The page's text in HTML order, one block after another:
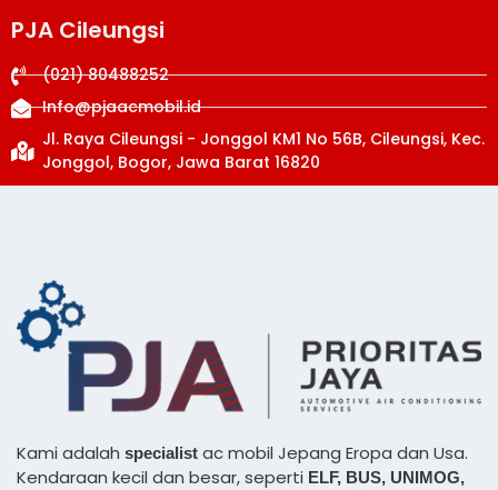
PJA Cileungsi
(021) 80488252
Info@pjaacmobil.id
Jl. Raya Cileungsi - Jonggol KM1 No 56B, Cileungsi, Kec.
Jonggol, Bogor, Jawa Barat 16820
Kami adalah specialist ac mobil Jepang Eropa dan Usa.
Kendaraan kecil dan besar, seperti ELF, BUS, UNIMOG,